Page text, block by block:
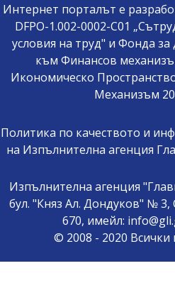
Интернет порталът е
DFPO-1.002-0002-C01
условия на труд" и Фонда
към Финансов
Икономическо
Механизъм
Политика по качеството и
на Изпълнителна агенция
Изпълнителна агенция
бул. "Княз Ал. Дондуков" № 3,
670, имейл:
© 2008 - 2020 Всички